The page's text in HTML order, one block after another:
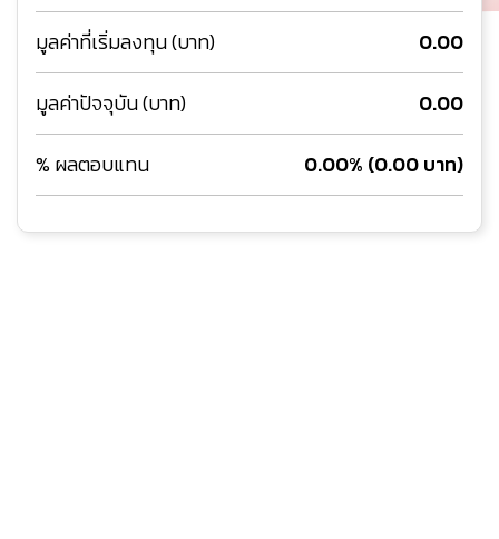
มูลค่าที่เริ่มลงทุน (บาท) 0.00
มูลค่าปัจจุบัน (บาท) 0.00
% ผลตอบแทน 0.00% (0.00 บาท)